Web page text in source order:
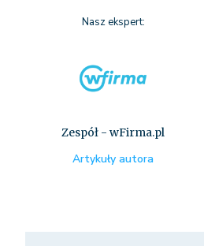
Nasz ekspert:
Zespół - wFirma.pl
Artykuły autora